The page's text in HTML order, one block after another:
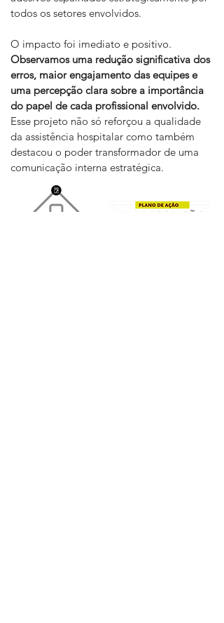
todos os setores envolvidos.
O impacto foi imediato e positivo.
Observamos uma redução significativa dos
erros, maior engajamento das equipes e
uma percepção clara sobre a importância
do papel de cada profissional envolvido.
Esse projeto não só reforçou a qualidade
da assistência hospitalar como também
destacou o poder transformador de uma
comunicação interna estratégica.